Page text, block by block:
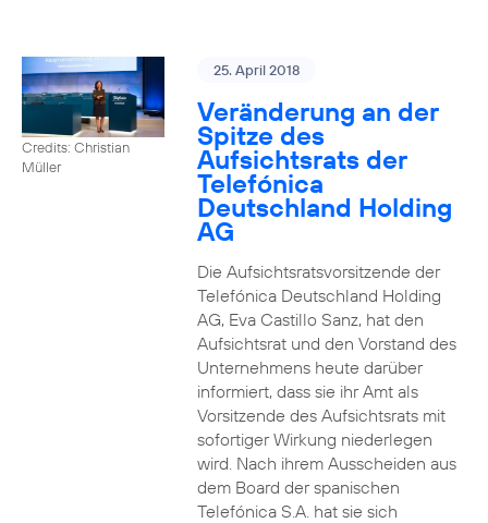
Credits: Christian
Müller
25. April 2018
Veränderung an der
Spitze des
Aufsichtsrats der
Telefónica
Deutschland Holding
AG
Die Aufsichtsratsvorsitzende der
Telefónica Deutschland Holding
AG, Eva Castillo Sanz, hat den
Aufsichtsrat und den Vorstand des
Unternehmens heute darüber
informiert, dass sie ihr Amt als
Vorsitzende des Aufsichtsrats mit
sofortiger Wirkung niederlegen
wird. Nach ihrem Ausscheiden aus
dem Board der spanischen
Telefónica S.A. hat sie sich